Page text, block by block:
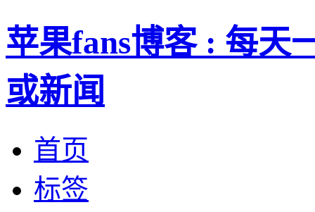
苹果fans博客 : 每天
或新闻
首页
标签